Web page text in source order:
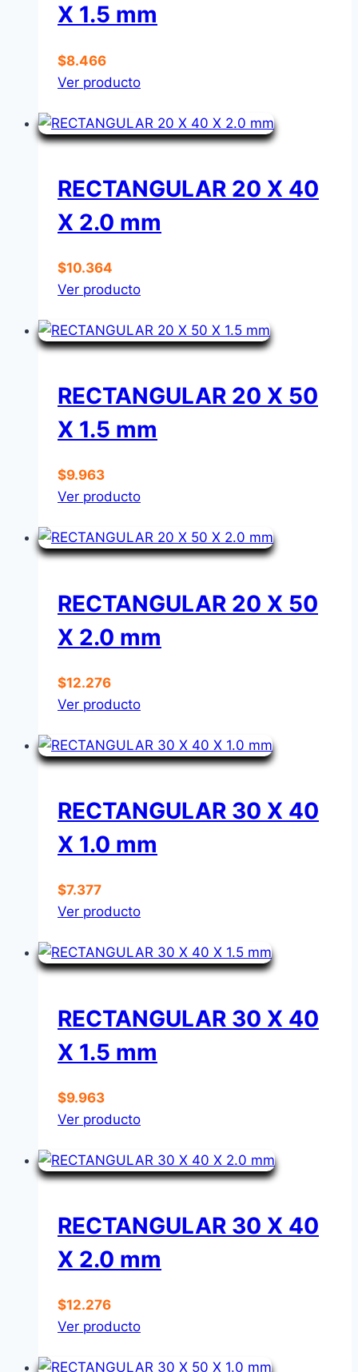
X 1.5 mm
$8.466
Ver producto
RECTANGULAR 20 X 40
X 2.0 mm
$10.364
Ver producto
RECTANGULAR 20 X 50
X 1.5 mm
$9.963
Ver producto
RECTANGULAR 20 X 50
X 2.0 mm
$12.276
Ver producto
RECTANGULAR 30 X 40
X 1.0 mm
$7.377
Ver producto
RECTANGULAR 30 X 40
X 1.5 mm
$9.963
Ver producto
RECTANGULAR 30 X 40
X 2.0 mm
$12.276
Ver producto